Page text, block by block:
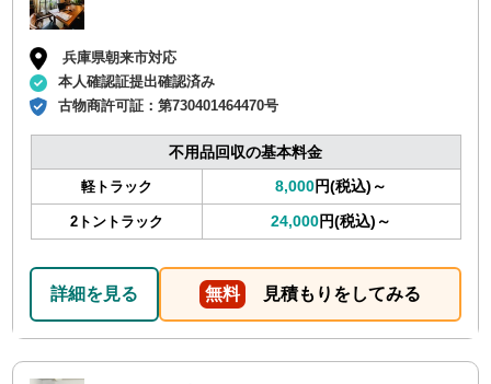
兵庫県朝来市対応
本人確認証提出確認済み
古物商許可証：第730401464470号
不用品回収の基本料金
軽トラック 8,000円(税込)～
2トントラック 24,000円(税込)～
詳細を見る 無料 見積もりをしてみる